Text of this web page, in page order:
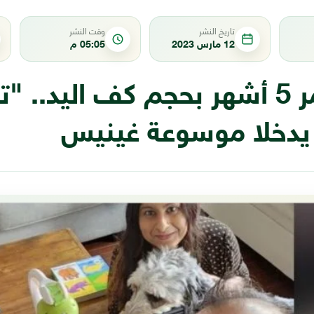
تاريخ النشر
12 مارس 2023
وقت النشر
05:05 م
ولدا بعمر 5 أشهر بحجم كف اليد..
موسوعة غينيس